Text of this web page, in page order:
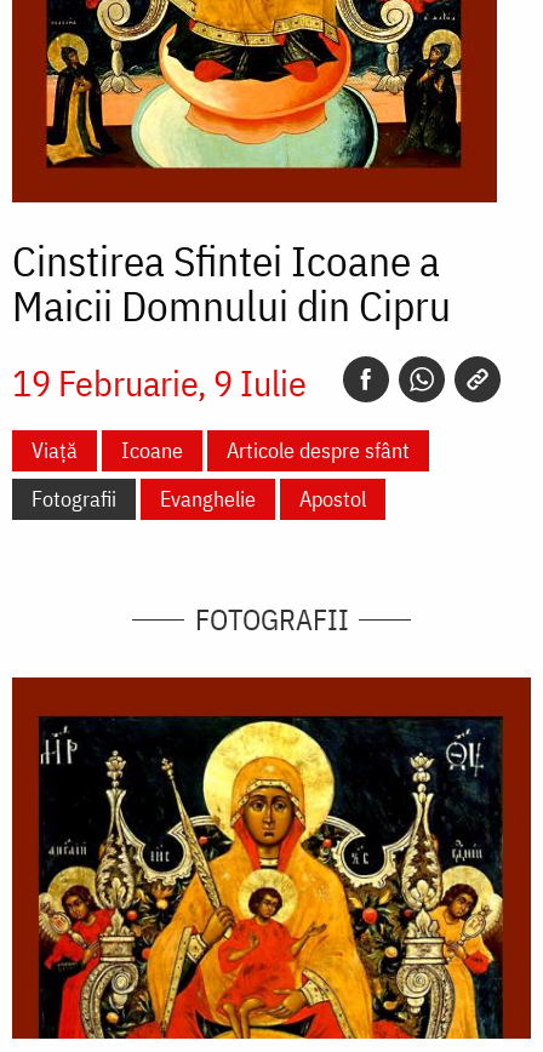
Cinstirea Sfintei Icoane a
Maicii Domnului din Cipru
19 Februarie 9 Iulie
Viață Icoane
Articole despre sfânt
Fotografii
Evanghelie Apostol
FOTOGRAFII